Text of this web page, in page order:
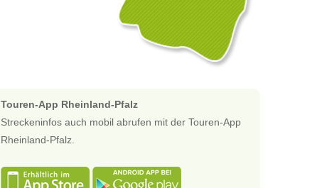
Touren-App Rheinland-Pfalz
Streckeninfos auch mobil abrufen mit der Touren-App
Rheinland-Pfalz.